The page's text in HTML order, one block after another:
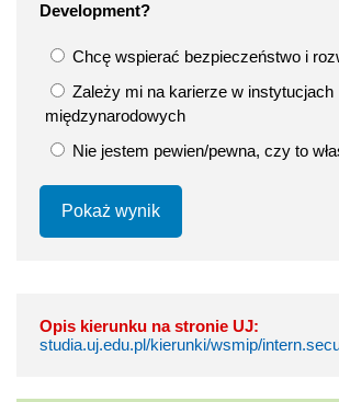
Development?
Chcę wspierać bezpieczeństwo i
Zależy mi na karierze w instytucjach
międzynarodowych
Nie jestem pewien/pewna, czy to
Pokaż wynik
Opis kierunku na stronie UJ:
studia.uj.edu.pl/kierunki/wsmip/